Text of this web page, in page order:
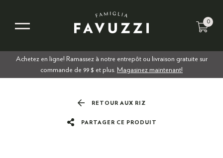
0
Achetez en ligne! Ramassez à notre entrepôt ou livraison gratuite sur
commande de 99 $ et plus. Magasinez maintenant!
RETOUR AUX RIZ
PARTAGER CE PRODUIT